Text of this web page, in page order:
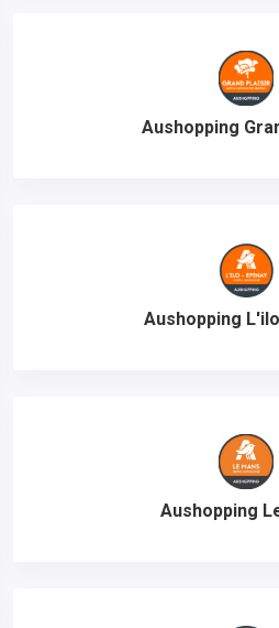
Aushopping
Aushopping
Aushopping